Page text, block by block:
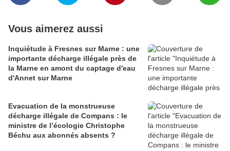
Vous aimerez aussi
Inquiétude à Fresnes sur Marne : une
importante décharge illégale près de
la Marne en amont du captage d'eau
d'Annet sur Marne
Evacuation de la monstrueuse
décharge illégale de Compans : le
ministre de l’écologie Christophe
Béchu aux abonnés absents ?